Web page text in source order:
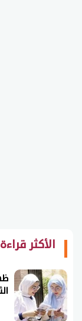
الأكثر قراءة